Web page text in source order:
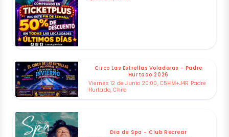
Circo Las Estrellas Voladoras - Padre
Hurtado 2026
Viernes 12 de Junio 20:00, C5HM+J4R Padre
Hurtado, Chile
Dia de Spa - Club Recrear